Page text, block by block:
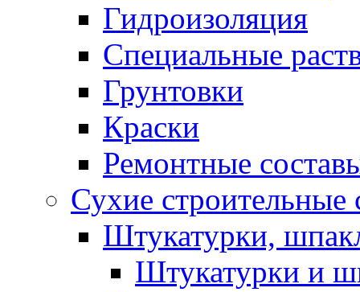
Гидроизоляция
Специальные
Грунтовки
Краски
Ремонтные
Сухие
Штукатурки,
Штукатурки и